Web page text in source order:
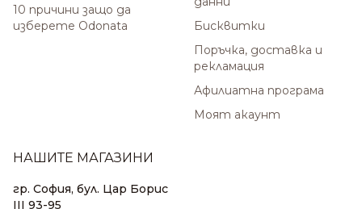
10 причини защо да
изберете Odonata
Бисквитки
Поръчка, доставка и
рекламация
Афилиатна програма
Моят акаунт
НАШИТЕ МАГАЗИНИ
гр. София, бул. Цар Борис
III 93-95